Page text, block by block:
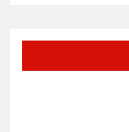
冷却、抽空系统组成
与炉台数量相同，加